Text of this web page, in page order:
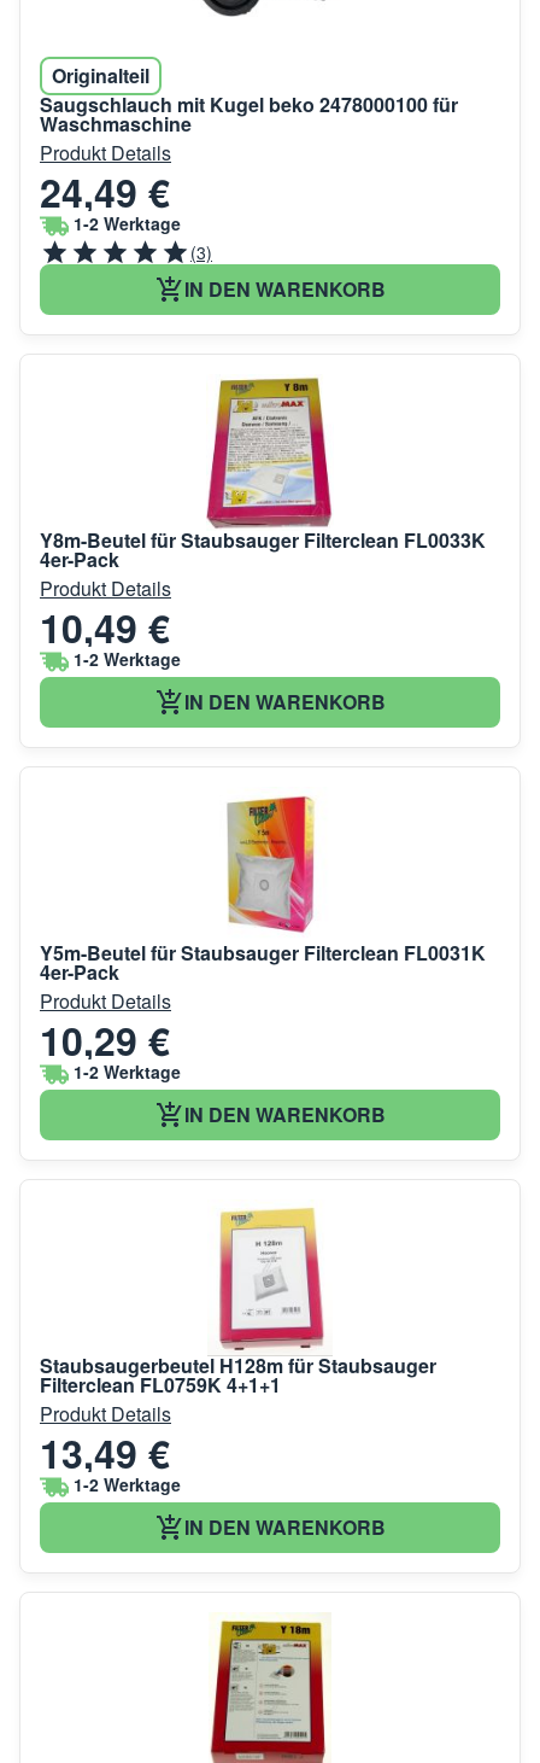
Originalteil
Saugschlauch mit Kugel beko 2478000100 für
Waschmaschine
Produkt Details
24,49 €
1-2 Werktage
(3)
IN DEN WARENKORB
Y8m-Beutel für Staubsauger Filterclean FL0033K
4er-Pack
Produkt Details
10,49 €
1-2 Werktage
IN DEN WARENKORB
Y5m-Beutel für Staubsauger Filterclean FL0031K
4er-Pack
Produkt Details
10,29 €
1-2 Werktage
IN DEN WARENKORB
Staubsaugerbeutel H128m für Staubsauger
Filterclean FL0759K 4+1+1
Produkt Details
13,49 €
1-2 Werktage
IN DEN WARENKORB